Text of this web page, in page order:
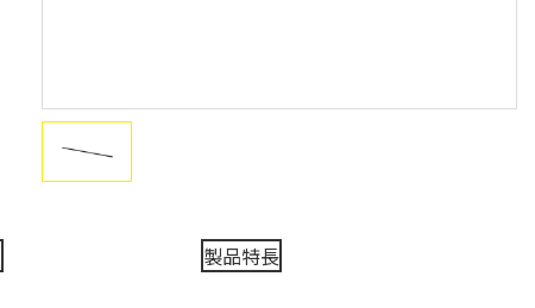
製品特長